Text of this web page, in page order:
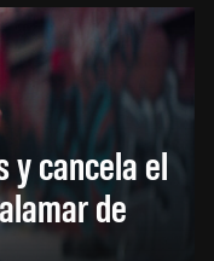
y cancela el
de